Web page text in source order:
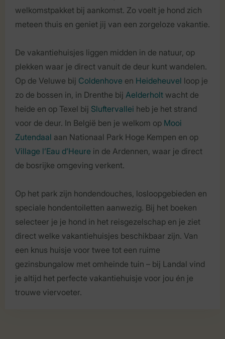
welkomstpakket bij aankomst. Zo voelt je hond zich
meteen thuis en geniet jij van een zorgeloze vakantie.
De vakantiehuisjes liggen midden in de natuur, op
plekken waar je direct vanuit de deur kunt wandelen.
Op de Veluwe bij Coldenhove en Heideheuvel loop je
zo de bossen in, in Drenthe bij Aelderholt wacht de
heide en op Texel bij Sluftervallei heb je het strand
voor de deur. In België ben je welkom op Mooi
Zutendaal aan Nationaal Park Hoge Kempen en op
Village l’Eau d’Heure in de Ardennen, waar je direct
de bosrijke omgeving verkent.
Op het park zijn hondendouches, losloopgebieden en
speciale hondentoiletten aanwezig. Bij het boeken
selecteer je je hond in het reisgezelschap en je ziet
direct welke vakantiehuisjes beschikbaar zijn. Van
een knus huisje voor twee tot een ruime
gezinsbungalow met omheinde tuin – bij Landal vind
je altijd het perfecte vakantiehuisje voor jou én je
trouwe viervoeter.